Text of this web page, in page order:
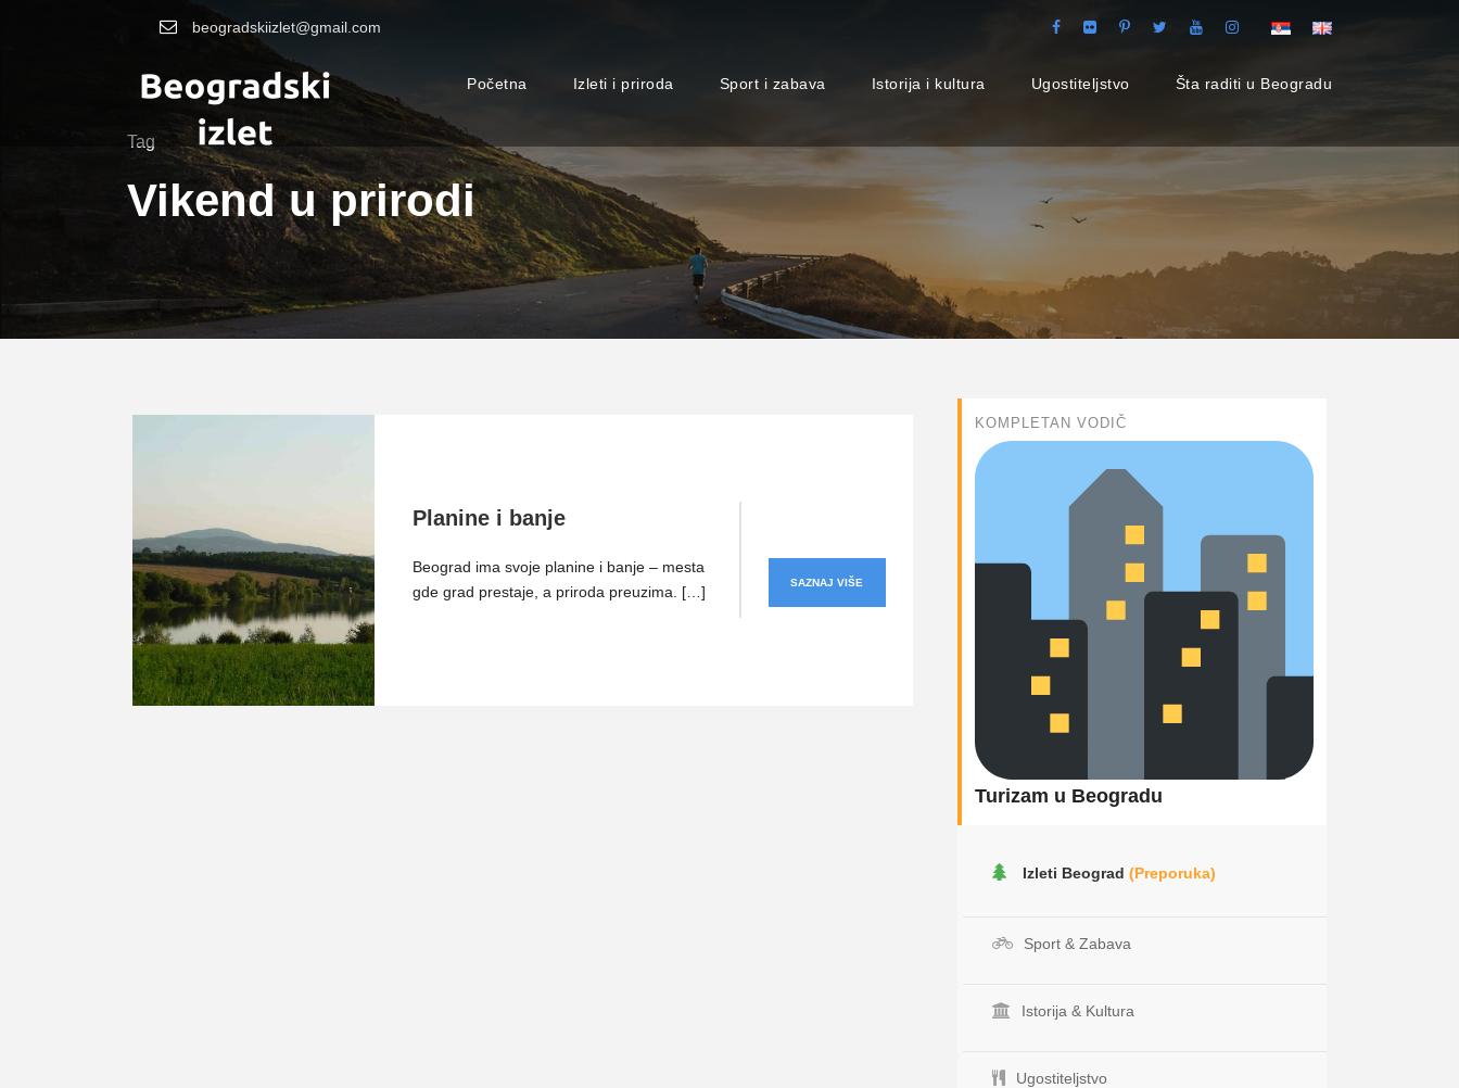
beogradskiizlet@gmail.com
Početna Izleti i priroda Sport i zabava Istorija i kultura Ugostiteljstvo Šta raditi u Beogradu
Tag
Vikend u prirodi
Planine i banje
Beograd ima svoje planine i banje – mesta
gde grad prestaje, a priroda preuzima. […]
SAZNAJ VIŠE
KOMPLETAN VODIČ
Turizam u Beogradu
Izleti Beograd (Preporuka)
Sport & Zabava
Istorija & Kultura
Ugostiteljstvo